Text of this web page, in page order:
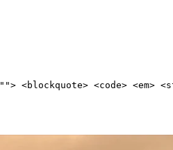
<blockquote> <code> <em>